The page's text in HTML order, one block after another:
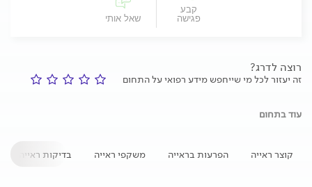
קבע
פגישה
שאל אותי
רוצה לדרג?
זה יעזור לכל מי שייחפש מידע רפואי על התחום
עוד בתחום
קוצר ראייה הפרעות בראייה משקפי ראייה בדיקות ראייה